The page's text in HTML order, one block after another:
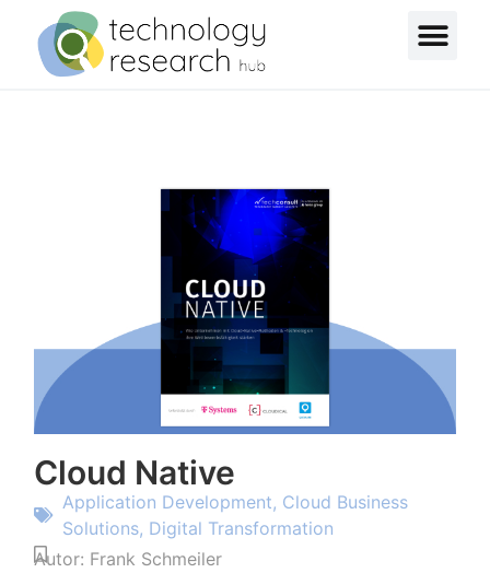
Cloud Native
Application Development, Cloud Business
Solutions, Digital Transformation
Autor: Frank Schmeiler